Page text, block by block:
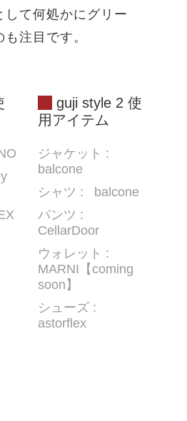
して何処かにグリー
注目です。
guji style 2 使
用アイテム
ジャケット :
balcone
シャツ : balcone
パンツ :
CellarDoor
ウォレット :
MARNI【coming
soon】
シューズ :
astorflex